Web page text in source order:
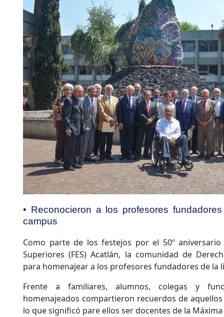
• Reconocieron a los profesores
campus
Como parte de los festejos por el 50º
Superiores (FES) Acatlán, la comunidad de
para homenajear a los profesores fundadores de la
Frente a familiares, alumnos, colegas y
homenajeados compartieron recuerdos de
lo que significó pare ellos ser docentes de la